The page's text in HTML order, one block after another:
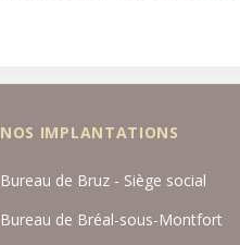
NOS IMPLANTATIONS
Bureau de Bruz - Siège social
Bureau de Bréal-sous-Montfort